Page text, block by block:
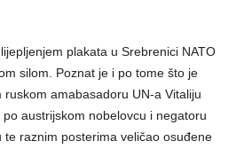
plakata u Srebrenici NATO
silom. Poznat je i po tome što je
amabasadoru UN-a Vitaliju
austrijskom nobelovcu i negatoru
raznim posterima veličao osuđene